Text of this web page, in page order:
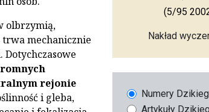
olbrzymią,
mechanicznie
rejonie
i gleba,
(5/95
Nakład
Numery
Artykuły